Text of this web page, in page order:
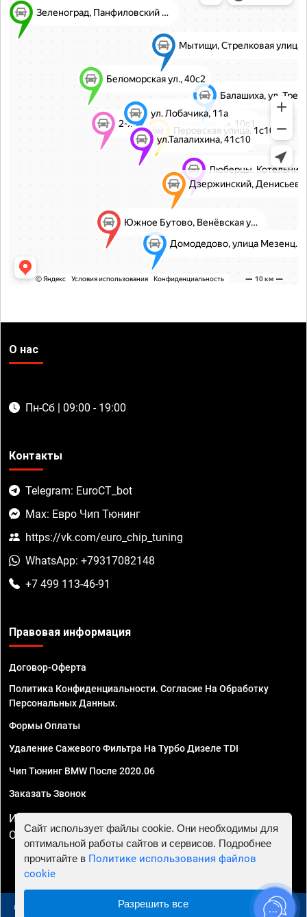
О нас
Пн-Сб | 09:00 - 19:00
Контакты
Telegram: EuroCT_bot
Max: Евро Чип Тюнинг
https://vk.com/euro_chip_tuning
WhatsApp: +79317082148
+7 499 113-46-91
Правовая информация
Договор-Оферта
Политика Конфиденциальности. Согласие На Обработку
Персональных Данных.
Формы Оплаты
Удаление Сажевого Фильтра На Турбо Дизеле TDI
Чип Тюнинг BMW После 2020.06
Заказать Звонок
ИП Смирнов Георгий Павлович. ИНН 781302555843,
ОГРНИП 324470400032610
© 2010 - 2026 Чип тюнинг в Москве и МО - Автосервис
Сайт использует файлы cookie. Они необходимы для
оптимальной работы сайтов и сервисов. Подробнее
прочитайте в Политике использования файлов
cookie
Разрешить все